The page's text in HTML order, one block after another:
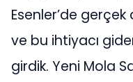
Esenler’de
ve bu ihtiyacı
girdik. Yeni Mola